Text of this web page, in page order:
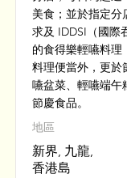
美食；並於指定分
求及 IDDSI（國際
的食得樂輕嚥料理
料理便當外，更於
嚥盆菜、輕嚥端午
節慶食品。
​地區
新界, 九龍,
香港島